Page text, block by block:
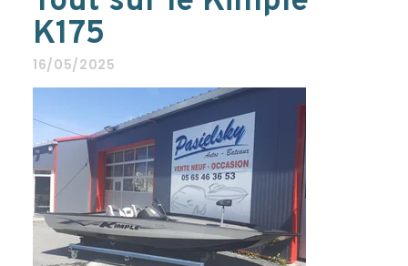
K175
16/05/2025